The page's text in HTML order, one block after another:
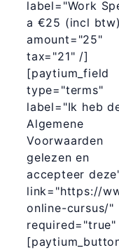
label="Work
a €25 (incl
amount="25"
tax="21" /]
[paytium_field
type="terms"
label="Ik heb
Algemene
Voorwaarden
gelezen en
accepteer
link="https://
online-cursus/"